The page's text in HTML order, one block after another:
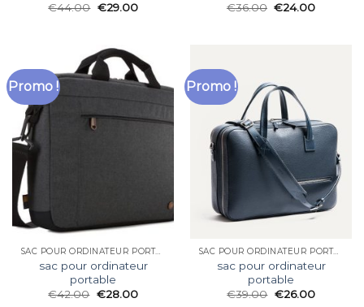
€44.00 €29.00
€36.00 €24.00
Promo !
SAC POUR ORDINATEUR PORTABLE
sac pour ordinateur
portable
€42.00 €28.00
Promo !
SAC POUR ORDINATEUR PORTABLE
sac pour ordinateur
portable
€39.00 €26.00